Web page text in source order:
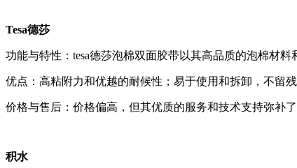
Tesa德莎
功能与特性：tesa德莎泡棉双面胶带以其高品质的泡棉材
优点：高粘附力和优越的耐候性；易于使用和拆卸，不留残
价格与售后：价格偏高，但其优质的服务和技术支持弥补了
积水